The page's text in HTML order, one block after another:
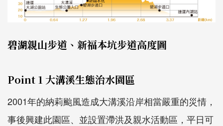
碧湖親山步道、新福本坑步道高度圖
Point 1 大溝溪生態治水園區
2001年的納莉颱風造成大溝溪沿岸相當嚴重的災情，
事後興建此園區、並設置滯洪及親水活動區，平日可